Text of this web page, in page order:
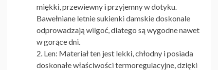
miękki, przewiewny i przyjemny w dotyku.
Bawełniane letnie sukienki damskiedoskonale
odprowadzają wilgoć, dlatego są wygodne nawet
w gorące dni.
Len: Materiał ten jest lekki, chłodny i posiada
doskonałe właściwości termoregulacyjne, dzięki